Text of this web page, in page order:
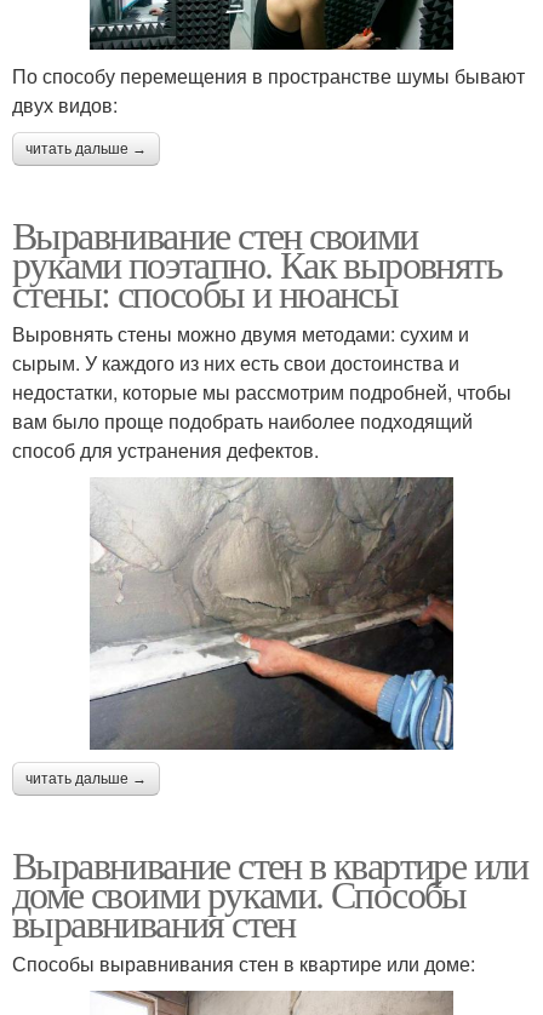
По способу перемещения в пространстве шумы бывают
двух видов:
читать дальше →
Выравнивание стен своими
руками поэтапно. Как выровнять
стены: способы и нюансы
Выровнять стены можно двумя методами: сухим и
сырым. У каждого из них есть свои достоинства и
недостатки, которые мы рассмотрим подробней, чтобы
вам было проще подобрать наиболее подходящий
способ для устранения дефектов.
читать дальше →
Выравнивание стен в квартире или
доме своими руками. Способы
выравнивания стен
Способы выравнивания стен в квартире или доме: